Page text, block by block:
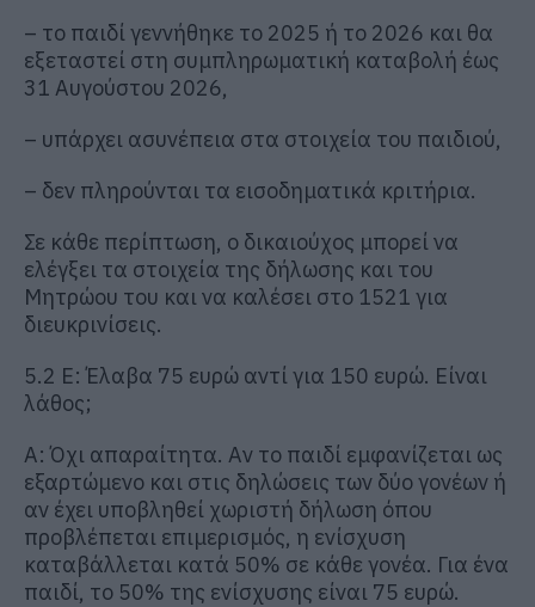
– το παιδί γεννήθηκε το 2025 ή το 2026 και θα
εξεταστεί στη συμπληρωματική καταβολή έως
31 Αυγούστου 2026,
– υπάρχει ασυνέπεια στα στοιχεία του παιδιού,
– δεν πληρούνται τα εισοδηματικά κριτήρια.
Σε κάθε περίπτωση, ο δικαιούχος μπορεί να
ελέγξει τα στοιχεία της δήλωσης και του
Μητρώου του και να καλέσει στο 1521 για
διευκρινίσεις.
5.2 Ε: Έλαβα 75 ευρώ αντί για 150 ευρώ. Είναι
λάθος;
Α: Όχι απαραίτητα. Αν το παιδί εμφανίζεται ως
εξαρτώμενο και στις δηλώσεις των δύο γονέων ή
αν έχει υποβληθεί χωριστή δήλωση όπου
προβλέπεται επιμερισμός, η ενίσχυση
καταβάλλεται κατά 50% σε κάθε γονέα. Για ένα
παιδί, το 50% της ενίσχυσης είναι 75 ευρώ.